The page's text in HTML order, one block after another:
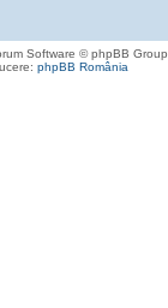
Software © phpBB Group
phpBB România